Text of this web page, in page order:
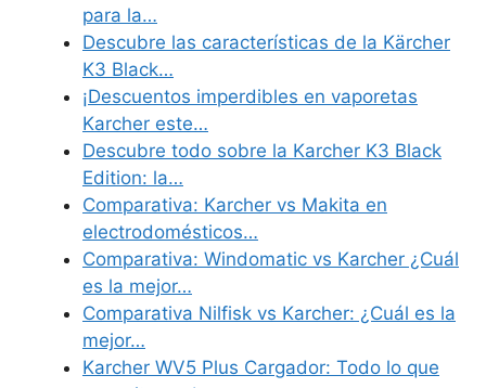
para la…
Descubre las características de la Kärcher
K3 Black…
¡Descuentos imperdibles en vaporetas
Karcher este…
Descubre todo sobre la Karcher K3 Black
Edition: la…
Comparativa: Karcher vs Makita en
electrodomésticos…
Comparativa: Windomatic vs Karcher ¿Cuál
es la mejor…
Comparativa Nilfisk vs Karcher: ¿Cuál es la
mejor…
Karcher WV5 Plus Cargador: Todo lo que